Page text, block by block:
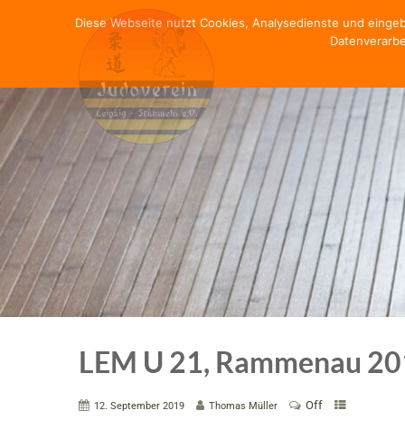
LEM U 21, Rammenau
12. September 2019 Thomas Müller Off
Diese Webseite nutzt Cookies, Analysedienste und